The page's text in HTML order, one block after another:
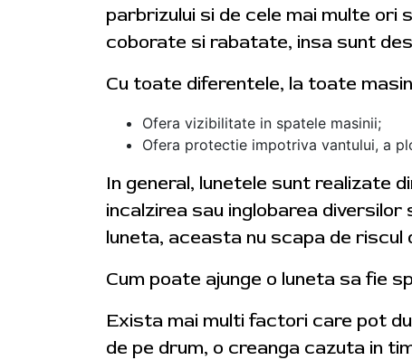
parbrizului si de cele mai multe
coborate si rabatate, insa sunt
Cu toate diferentele, la toate
Ofera vizibilitate in spatele masinii;
Ofera protectie impotriva vantului, a
In general, lunetele sunt realizate
incalzirea sau inglobarea
luneta, aceasta nu scapa de riscul
Cum poate ajunge o luneta sa fie
Exista mai multi factori care pot
de pe drum, o creanga cazuta in